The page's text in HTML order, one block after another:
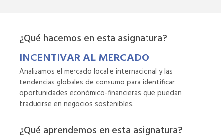
¿Qué hacemos en esta asignatura?
INCENTIVAR AL MERCADO
Analizamos el mercado local e internacional y las
tendencias globales de consumo para identificar
oportunidades económico-financieras que puedan
traducirse en negocios sostenibles.
¿Qué aprendemos en esta asignatura?